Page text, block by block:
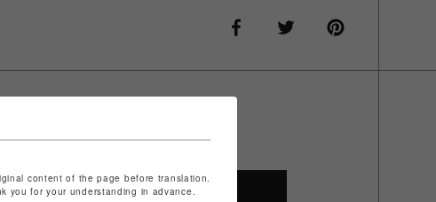
SHOP TOP
content of the page before translation.
you for your understanding in advance.